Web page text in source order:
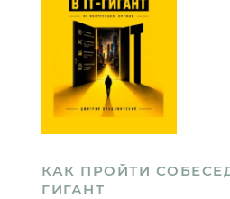
КАК ПРОЙТИ
ГИГАНТ